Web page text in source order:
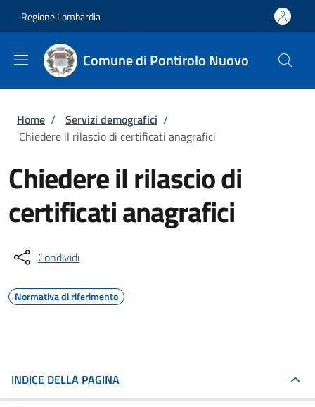
Regione Lombardia
Comune di Pontirolo Nuovo
Briciole di pane
Home / Servizi demografici /
Chiedere il rilascio di certificati anagrafici
Chiedere il rilascio di
certificati anagrafici
Condividi
Normativa di riferimento
INDICE DELLA PAGINA